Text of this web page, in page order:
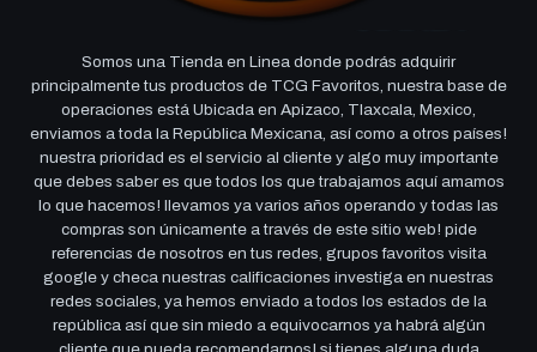
Somos una Tienda en Linea donde podrás adquirir
principalmente tus productos de TCG Favoritos, nuestra base de
operaciones está Ubicada en Apizaco, Tlaxcala, Mexico,
enviamos a toda la República Mexicana, así como a otros países!
nuestra prioridad es el servicio al cliente y algo muy importante
que debes saber es que todos los que trabajamos aquí amamos
lo que hacemos! llevamos ya varios años operando y todas las
compras son únicamente a través de este sitio web! pide
referencias de nosotros en tus redes, grupos favoritos visita
google y checa nuestras calificaciones investiga en nuestras
redes sociales, ya hemos enviado a todos los estados de la
república así que sin miedo a equivocarnos ya habrá algún